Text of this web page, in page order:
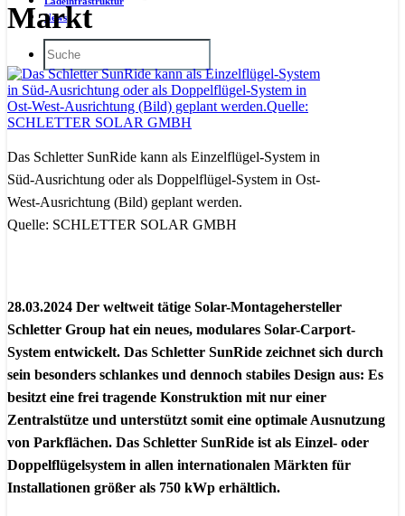
News
Markt
Das Schletter SunRide kann als Einzelflügel-System in
Süd-Ausrichtung oder als Doppelflügel-System in Ost-
West-Ausrichtung (Bild) geplant werden.
Quelle: SCHLETTER SOLAR GMBH
28.03.2024 Der weltweit tätige Solar-Montagehersteller
Schletter Group hat ein neues, modulares Solar-Carport-
System entwickelt. Das Schletter SunRide zeichnet sich durch
sein besonders schlankes und dennoch stabiles Design aus: Es
besitzt eine frei tragende Konstruktion mit nur einer
Zentralstütze und unterstützt somit eine optimale Ausnutzung
von Parkflächen. Das Schletter SunRide ist als Einzel- oder
Doppelflügelsystem in allen internationalen Märkten für
Installationen größer als 750 kWp erhältlich.